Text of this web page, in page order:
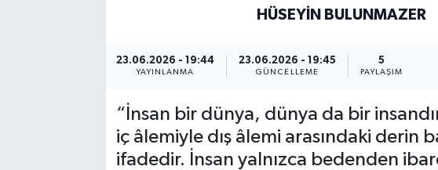
HÜSEYIN BULUNMAZER
23.06.2026 - 19:44
YAYINLANMA
23.06.2026 - 19:45
GÜNCELLEME
5
PAYLAŞIM
“İnsan bir dünya, dünya da bir
iç âlemiyle dış âlemi arasındaki derin
ifadedir. İnsan yalnızca bedenden